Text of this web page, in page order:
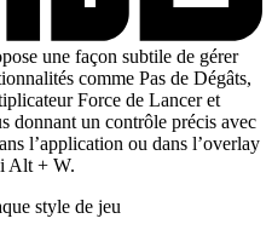
une façon subtile de gérer
comme Pas de Dégâts,
Force de Lancer et
donnant un contrôle précis avec
l’application ou dans l’overlay
Alt + W.
style de jeu